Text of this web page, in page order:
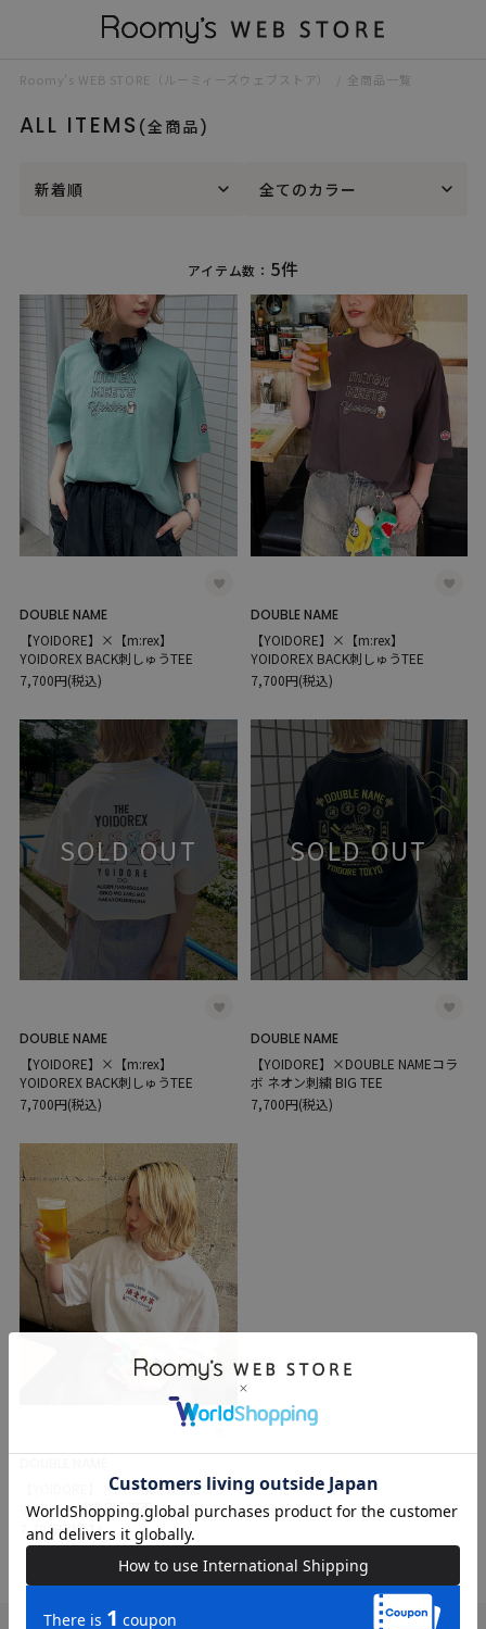
Roomy’s WEB STORE（ルーミィーズウェブストア） 全商品一覧
ALL ITEMS (全商品)
新着順 全てのカラー
アイテム数： 5件
DOUBLE NAME
【YOIDORE】×【m:rex】
YOIDOREX BACK刺しゅうTEE
7,700円(税込)
DOUBLE NAME
【YOIDORE】×【m:rex】
YOIDOREX BACK刺しゅうTEE
7,700円(税込)
SOLD OUT
DOUBLE NAME
【YOIDORE】×【m:rex】
YOIDOREX BACK刺しゅうTEE
7,700円(税込)
SOLD OUT
DOUBLE NAME
【YOIDORE】×DOUBLE NAMEコラ
ボ ネオン刺繍 BIG TEE
7,700円(税込)
【YOIDORE】×DOUBLE NAMEコラ
ボ ネオン刺繍 BIG TEE
7,700円(税込)